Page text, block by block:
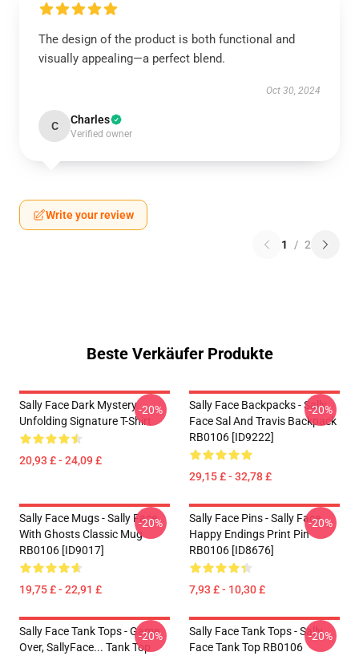
The design of the product is both functional and
visually appealing—a perfect blend.
Oct 30, 2024
C Charles
Verified owner
Write your review
1 / 2
Beste Verkäufer Produkte
Sally Face Dark Mystery
Unfolding Signature T-Shirt
20,93 £ - 24,09 £
-20%
Sally Face Backpacks - Sally
Face Sal And Travis Backpack
RB0106 [ID9222]
29,15 £ - 32,78 £
-20%
Sally Face Mugs - Sally Face
With Ghosts Classic Mug
RB0106 [ID9017]
19,75 £ - 22,91 £
-20%
Sally Face Pins - Sally Face
Happy Endings Print Pin
RB0106 [ID8676]
7,93 £ - 10,30 £
-20%
Sally Face Tank Tops - Game
Over, SallyFace... Tank Top
-20%
Sally Face Tank Tops - Sally
Face Tank Top RB0106
-20%